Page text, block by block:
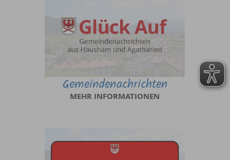
Gemeindenachrichten
MEHR INFORMATIONEN